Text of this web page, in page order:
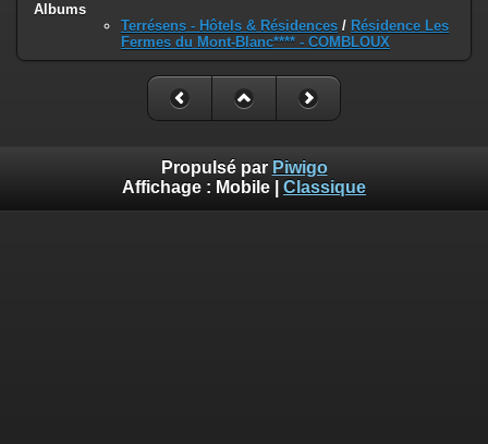
Albums
Terrésens - Hôtels & Résidences / Résidence Les
Fermes du Mont-Blanc**** - COMBLOUX
Propulsé par Piwigo
Affichage : Mobile Classique